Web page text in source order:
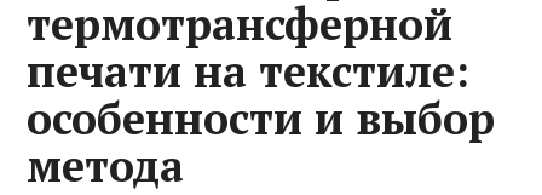
термотрансферной
печати на текстиле:
особенности и выбор
метода